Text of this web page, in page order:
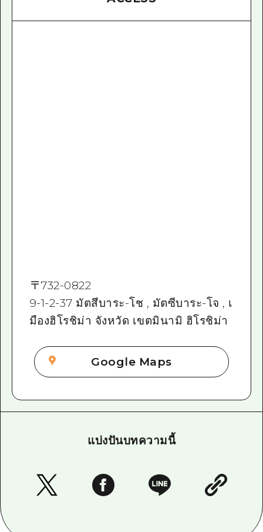
〒732-0822
9-1-2-37 มัตสึบาระ-โช , มัตซีบาระ-โจ , เ
มืองฮิโรชิม่า จังหวัด เขตมินามิ ฮิโรชิม่า
Google Maps
แบ่งปันบทความนี้